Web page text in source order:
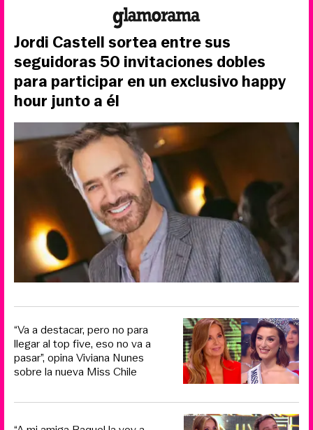
Jordi Castell sortea entre sus
seguidoras 50 invitaciones dobles
para participar en un exclusivo happy
hour junto a él
“Va a destacar, pero no para
llegar al top five, eso no va a
pasar”, opina Viviana Nunes
sobre la nueva Miss Chile